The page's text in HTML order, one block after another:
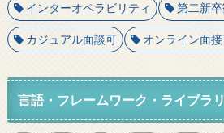
インターオペラビリティ 第二新
カジュアル面談可 オンライン面
言語・フレームワーク・ライブラ